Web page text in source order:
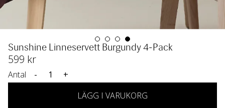
Sunshine Linneservett Burgundy 4-Pack
599 kr
Antal -
+
LÄGG I VARUKORG